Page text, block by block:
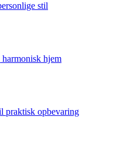
stil
hjem
praktisk opbevaring